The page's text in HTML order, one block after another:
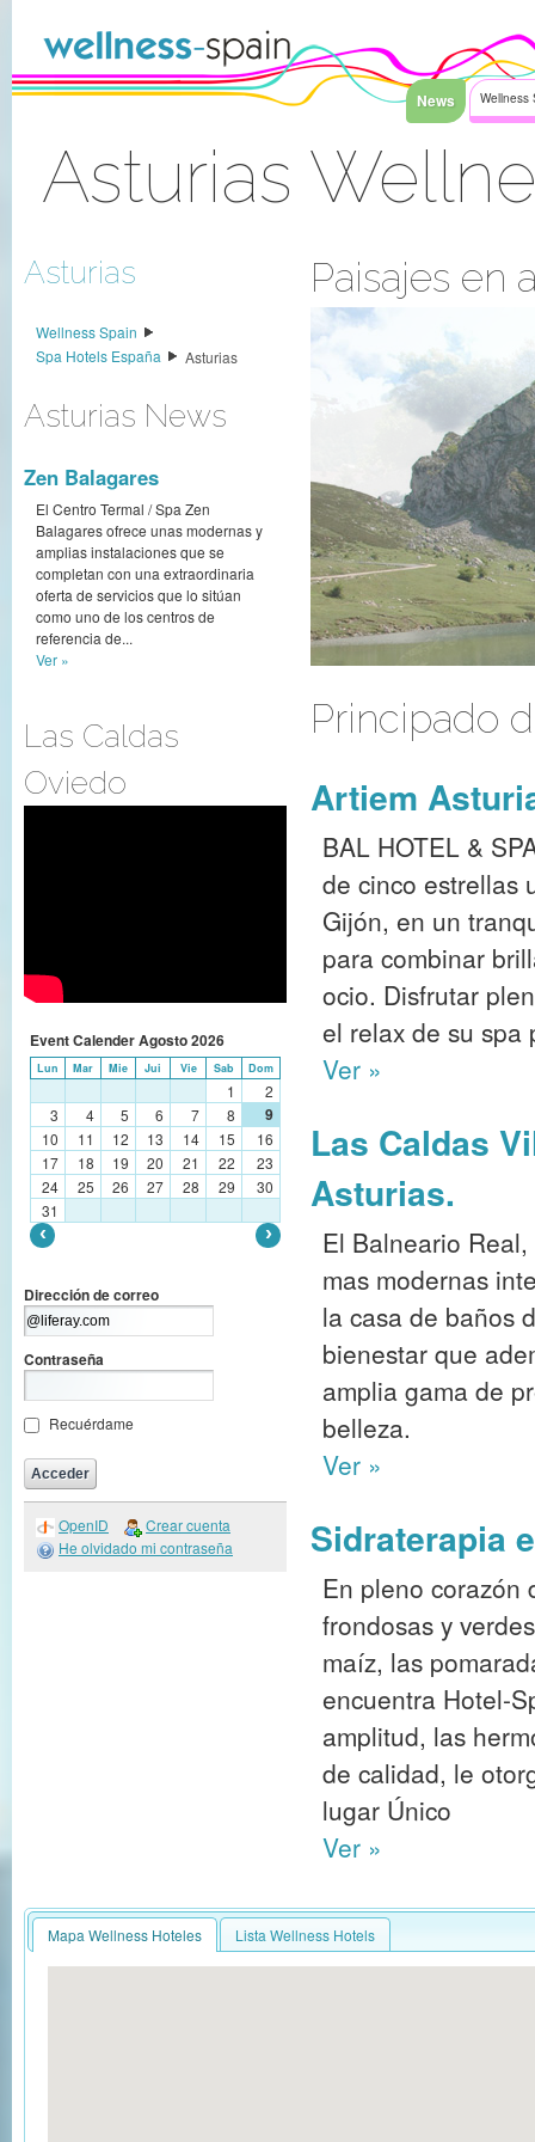
News Wellness
Asturias
Asturias
Wellness Spain
Spa Hotels España
Asturias
Asturias News
Zen Balagares
El Centro Termal / Spa Zen
Balagares ofrece unas modernas y
amplias instalaciones que se
completan con una extraordinaria
oferta de servicios que lo sitúan
como uno de los centros de
referencia de...
Ver »
Las Caldas
Oviedo
Event CalenderAgosto2026
Lun Mar Mie Jui Vie Sab Dom
1
2
3
4 5 6 7 8 9
10 11 12 13 14 15
16
17
18 19 20 21 22
23
24
25 26 27 28 29
30
31
Dirección de correo
Contraseña
Recuérdame
OpenID
Crear cuenta
He olvidado mi contraseña
Paisajes en
Principado
Artiem
BAL HOTEL &
de cinco estrellas
Gijón, en un
para combinar
ocio. Disfrutar
el relax de su spa
Ver »
Las Caldas
Asturias.
El Balneario
mas modernas
la casa de baños
bienestar que
amplia gama de
belleza.
Ver »
Sidraterapia
En pleno corazón
frondosas y
maíz, las
encuentra Hotel-
amplitud, las
de calidad, le
lugar Único
Ver »
Mapa Wellness Hoteles Lista Wellness Hotels